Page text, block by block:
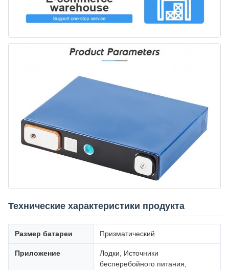
Технические характеристики продукта
Размер батареи Призматический
Приложение
Лодки, Источники
бесперебойного питания,